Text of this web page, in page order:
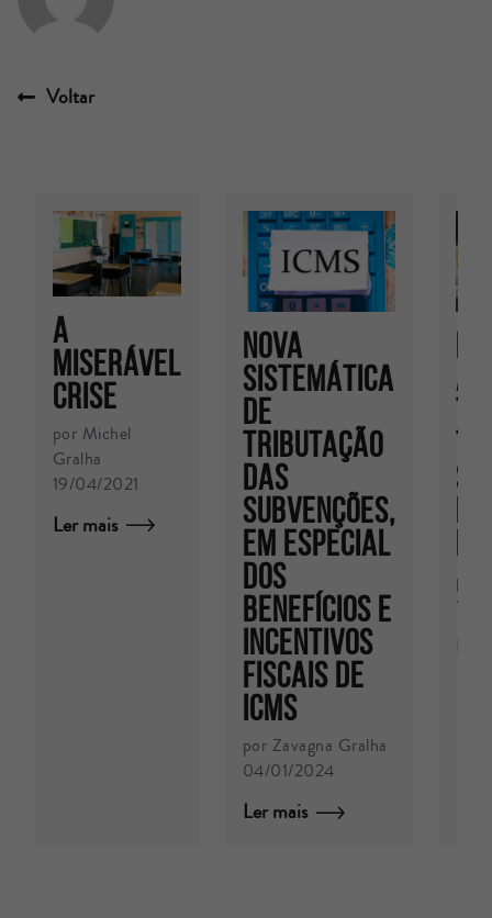
Voltar
A
Miserável
Crise
por Michel
Gralha
19/04/2021
Ler mais
NOVA
SISTEMÁTICA
DE
TRIBUTAÇÃO
DAS
SUBVENÇÕES,
EM ESPECIAL
DOS
BENEFÍCIOS E
INCENTIVOS
FISCAIS DE
ICMS
por Zavagna Gralha
04/01/2024
Ler mais
A
por
14/